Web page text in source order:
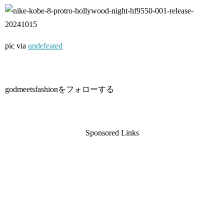
pic via undefeated
godmeetsfashionをフォローする
Sponsored Links